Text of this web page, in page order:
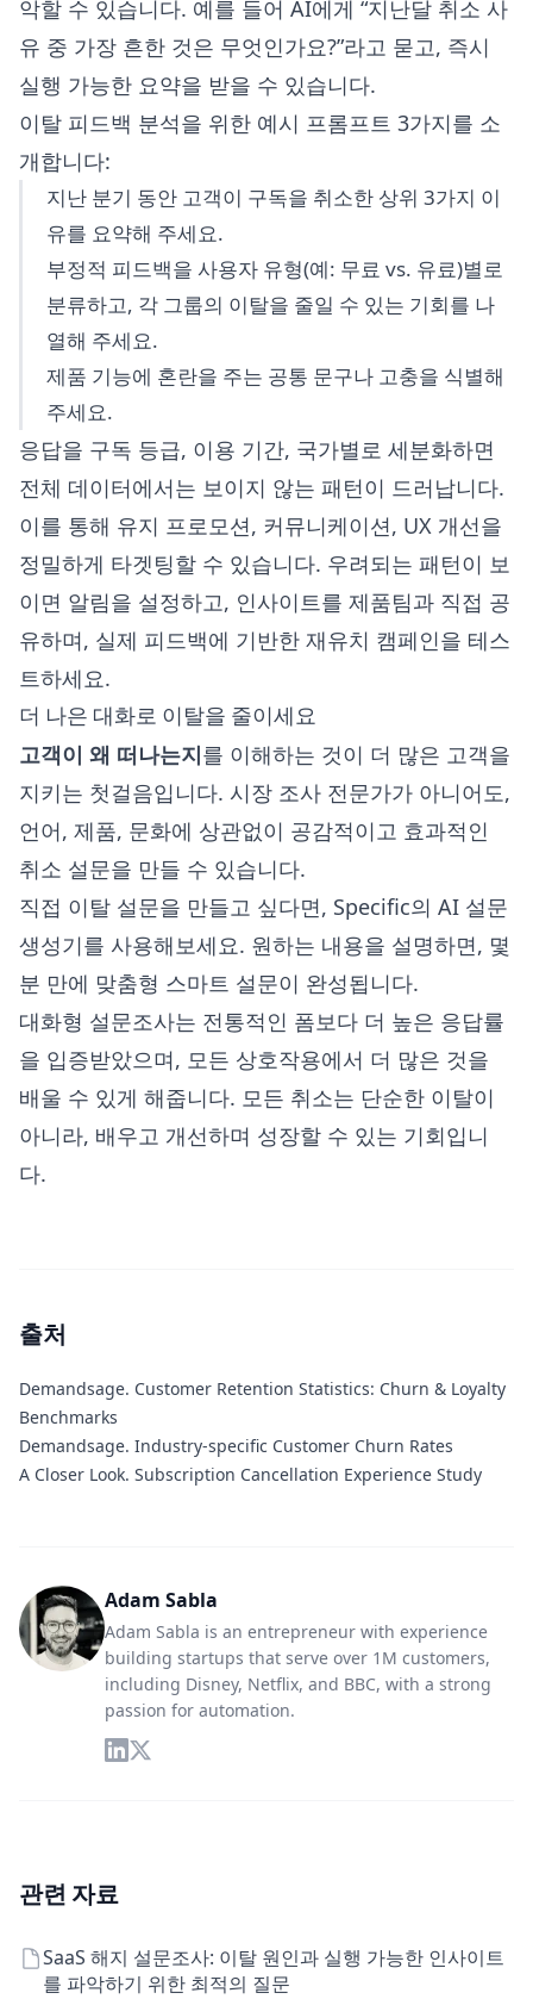
악할 수 있습니다. 예를 들어 AI에게 “지난달 취소 사
유 중 가장 흔한 것은 무엇인가요?”라고 묻고, 즉시
실행 가능한 요약을 받을 수 있습니다.
이탈 피드백 분석을 위한 예시 프롬프트 3가지를 소
개합니다:
지난 분기 동안 고객이 구독을 취소한 상위 3가지 이
유를 요약해 주세요.
부정적 피드백을 사용자 유형(예: 무료 vs. 유료)별로
분류하고, 각 그룹의 이탈을 줄일 수 있는 기회를 나
열해 주세요.
제품 기능에 혼란을 주는 공통 문구나 고충을 식별해
주세요.
응답을 구독 등급, 이용 기간, 국가별로 세분화하면
전체 데이터에서는 보이지 않는 패턴이 드러납니다.
이를 통해 유지 프로모션, 커뮤니케이션, UX 개선을
정밀하게 타겟팅할 수 있습니다. 우려되는 패턴이 보
이면 알림을 설정하고, 인사이트를 제품팀과 직접 공
유하며, 실제 피드백에 기반한 재유치 캠페인을 테스
트하세요.
더 나은 대화로 이탈을 줄이세요
고객이 왜 떠나는지를 이해하는 것이 더 많은 고객을
지키는 첫걸음입니다. 시장 조사 전문가가 아니어도,
언어, 제품, 문화에 상관없이 공감적이고 효과적인
취소 설문을 만들 수 있습니다.
직접 이탈 설문을 만들고 싶다면, Specific의 AI 설문
생성기를 사용해보세요. 원하는 내용을 설명하면, 몇
분 만에 맞춤형 스마트 설문이 완성됩니다.
대화형 설문조사는 전통적인 폼보다 더 높은 응답률
을 입증받았으며, 모든 상호작용에서 더 많은 것을
배울 수 있게 해줍니다. 모든 취소는 단순한 이탈이
아니라, 배우고 개선하며 성장할 수 있는 기회입니
다.
출처
Demandsage. Customer Retention Statistics: Churn & Loyalty
Benchmarks
Demandsage. Industry-specific Customer Churn Rates
A Closer Look. Subscription Cancellation Experience Study
Adam Sabla
Adam Sabla is an entrepreneur with experience
building startups that serve over 1M customers,
including Disney, Netflix, and BBC, with a strong
passion for automation.
관련 자료
SaaS 해지 설문조사: 이탈 원인과 실행 가능한 인사이트
를 파악하기 위한 최적의 질문